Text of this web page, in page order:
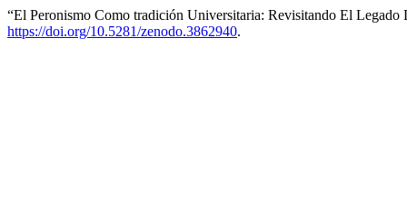
“El Peronismo Como tradición Universitaria: Revisitando El
https://doi.org/10.5281/zenodo.3862940.